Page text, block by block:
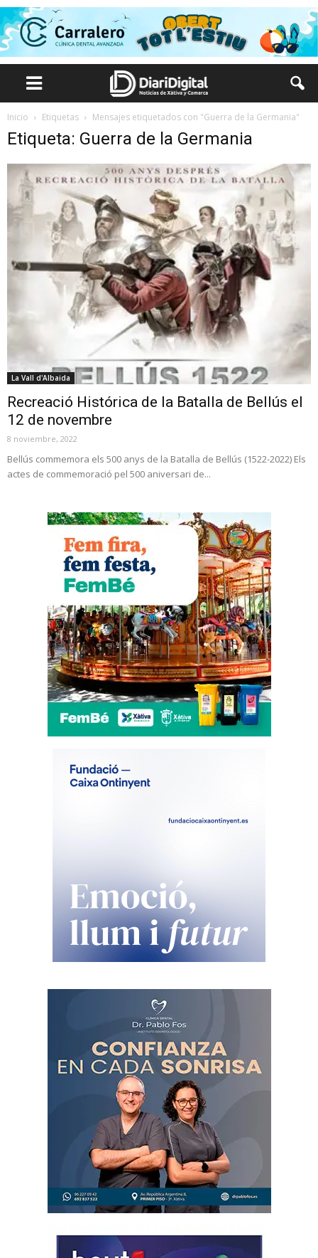
Inicio Etiquetas Mensajes etiquetados con "Guerra de la Germania"
Etiqueta: Guerra de la Germania
La Vall d'Albaida
Recreació Histórica de la Batalla de Bellús el
12 de novembre
8 noviembre, 2022
Bellús commemora els 500 anys de la Batalla de Bellús (1522-2022) Els
actes de commemoració pel 500 aniversari de...